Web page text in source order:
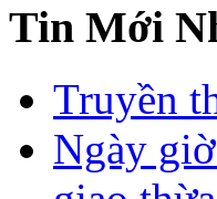
Tin Mới
Truyền
Ngày